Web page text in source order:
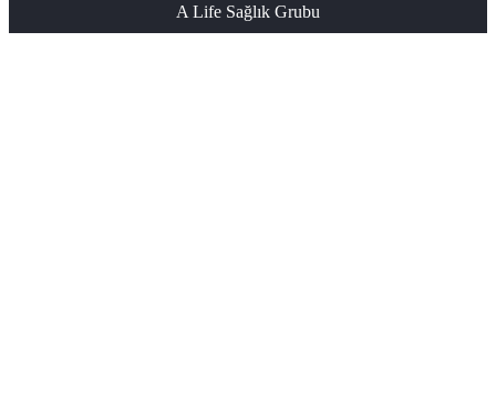
A Life Sağlık Grubu